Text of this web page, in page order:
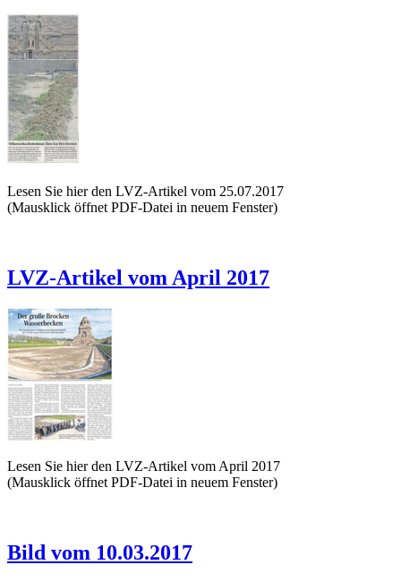
Lesen Sie hier den LVZ-Artikel vom 25.07.2017
(Mausklick öffnet PDF-Datei in neuem Fenster)
LVZ-Artikel vom April 2017
Lesen Sie hier den LVZ-Artikel vom April 2017
(Mausklick öffnet PDF-Datei in neuem Fenster)
Bild vom 10.03.2017